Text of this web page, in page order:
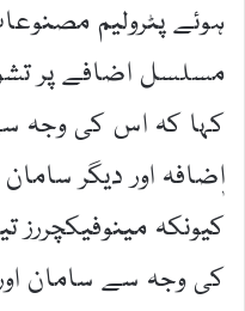
ہوئے پٹرولیم
مسلسل اضافے پر
کہا کہ اس کی وجہ
اٖضافہ اور دیگر
کیونکہ
کی وجہ سے سامان